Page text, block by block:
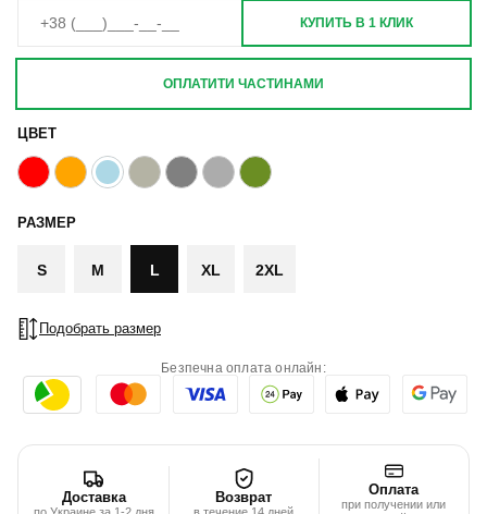
ЦВЕТ
РАЗМЕР
S M L XL 2XL
Подобрать размер
КУПИТЬ В 1 КЛИК
ОПЛАТИТИ ЧАСТИНАМИ
Безпечна оплата онлайн:
Доставка
по Украине за 1-2 дня
Возврат
в течение 14 дней
Оплата
при получении или